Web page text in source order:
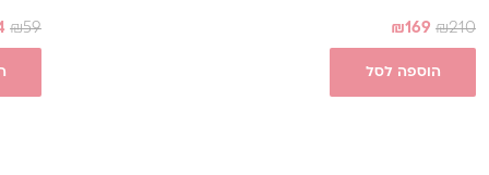
₪210
₪169
הוספה לסל
₪59